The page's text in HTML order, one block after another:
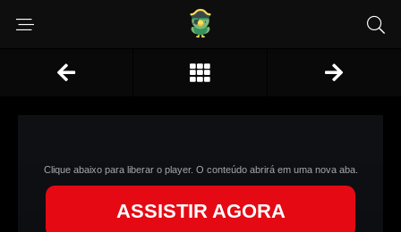
Clique abaixo para liberar o player. O conteúdo abrirá em uma nova aba.
ASSISTIR AGORA